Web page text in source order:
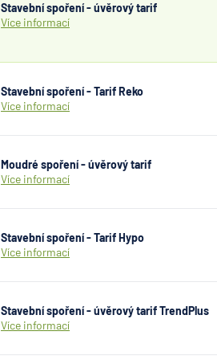
Stavební spoření - úvěrový tarif
Více informací
Stavební spoření - Tarif Reko
Více informací
Moudré spoření - úvěrový tarif
Více informací
Stavební spoření - Tarif Hypo
Více informací
Stavební spoření - úvěrový tarif TrendPlus
Více informací